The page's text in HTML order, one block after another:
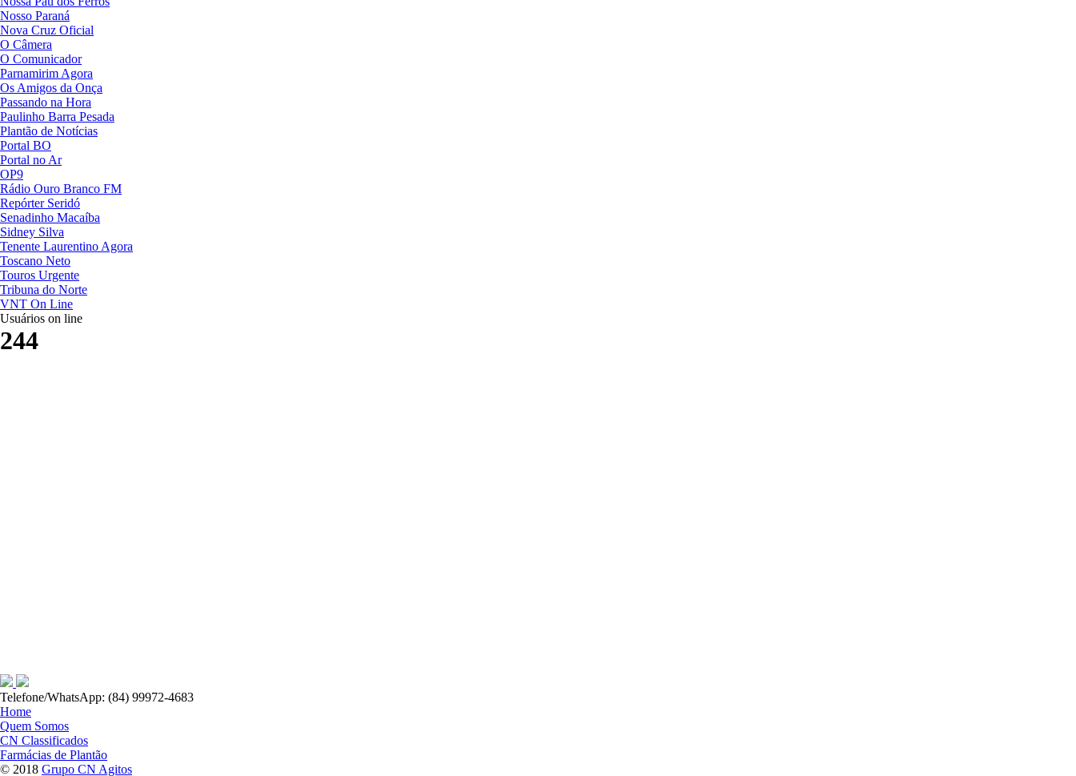
Nosso Paraná
Nova Cruz Oficial
O Câmera
O Comunicador
Parnamirim Agora
Os Amigos da Onça
Passando na Hora
Paulinho Barra Pesada
Plantão de Notícias
Portal BO
Portal no Ar
OP9
Rádio Ouro Branco FM
Repórter Seridó
Senadinho Macaíba
Sidney Silva
Tenente Laurentino Agora
Toscano Neto
Touros Urgente
Tribuna do Norte
VNT On Line
Usuários on line
244
Telefone/WhatsApp: (84) 99972-4683
Home
Quem Somos
CN Classificados
Farmácias de Plantão
© 2018 Grupo CN Agitos